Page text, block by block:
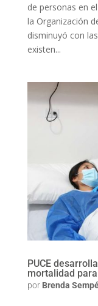
de personas en
la Organización
disminuyó con
existen...
PUCE
mortalidad para
por Brenda